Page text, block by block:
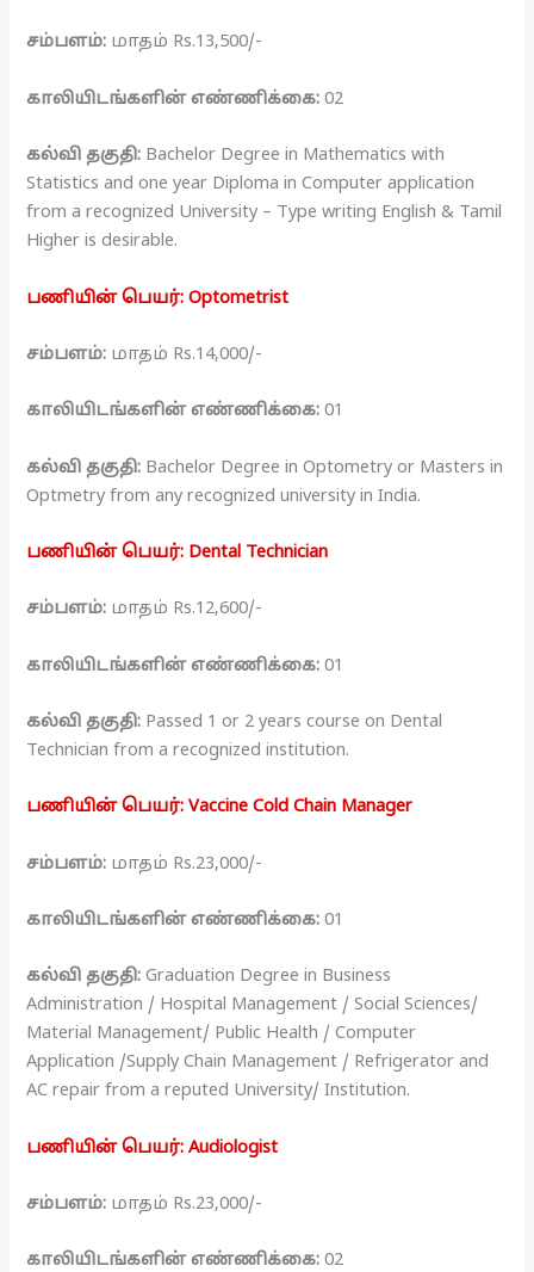
சம்பளம்: மாதம் Rs.13,500/-
காலியிடங்களின் எண்ணிக்கை: 02
கல்வி தகுதி: Bachelor Degree in Mathematics with
Statistics and one year Diploma in Computer application
from a recognized University – Type writing English & Tamil
Higher is desirable.
பணியின் பெயர்: Optometrist
சம்பளம்: மாதம் Rs.14,000/-
காலியிடங்களின் எண்ணிக்கை: 01
கல்வி தகுதி: Bachelor Degree in Optometry or Masters in
Optmetry from any recognized university in India.
பணியின் பெயர்: Dental Technician
சம்பளம்: மாதம் Rs.12,600/-
காலியிடங்களின் எண்ணிக்கை: 01
கல்வி தகுதி: Passed 1 or 2 years course on Dental
Technician from a recognized institution.
பணியின் பெயர்: Vaccine Cold Chain Manager
சம்பளம்: மாதம் Rs.23,000/-
காலியிடங்களின் எண்ணிக்கை: 01
கல்வி தகுதி: Graduation Degree in Business
Administration / Hospital Management / Social Sciences/
Material Management/ Public Health / Computer
Application /Supply Chain Management / Refrigerator and
AC repair from a reputed University/ Institution.
பணியின் பெயர்: Audiologist
சம்பளம்: மாதம் Rs.23,000/-
காலியிடங்களின் எண்ணிக்கை: 02